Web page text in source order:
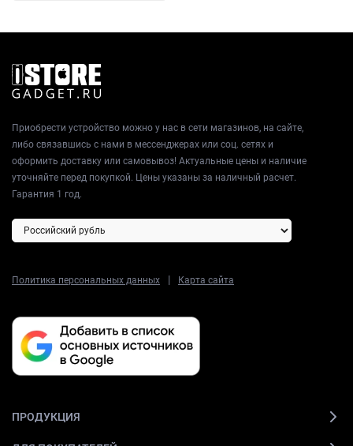
Приобрести устройство можно у нас в сети магазинов, на сайте,
либо связавшись с нами в мессенджерах или соц. сетях и
оформить доставку или самовывоз! Актуальные цены и наличие
уточняйте перед покупкой. Цены указаны за наличный расчет.
Гарантия 1 год.
Политика персональных данных | Карта сайта
ПРОДУКЦИЯ